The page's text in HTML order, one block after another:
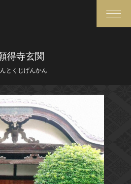
らに詳細検索
媒体資料・関連記事等
博物館、美術館の皆さまへ
文化庁よりご挨拶
得寺玄関
とくじげんかん